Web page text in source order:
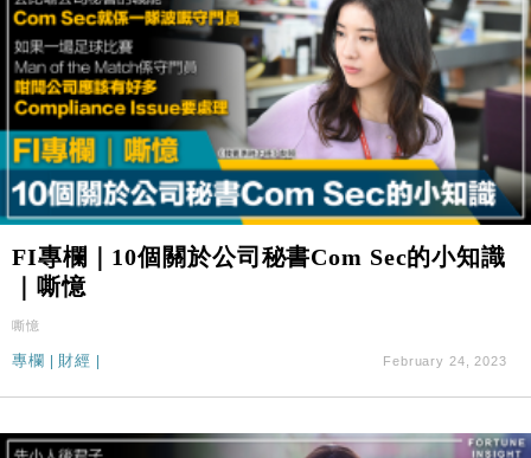
FI專欄｜10個關於公司秘書Com Sec的小知識
｜嘶憶
嘶憶
專欄 財經 February 24, 2023